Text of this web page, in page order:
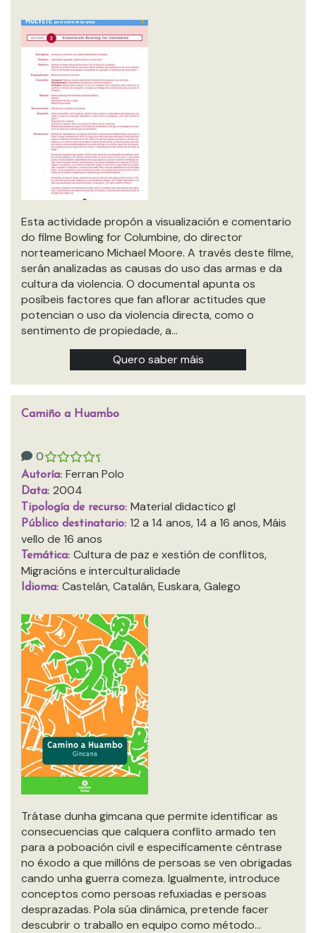
Esta actividade propón a visualización e comentario
do filme Bowling for Columbine, do director
norteamericano Michael Moore. A través deste filme,
serán analizadas as causas do uso das armas e da
cultura da violencia. O documental apunta os
posíbeis factores que fan aflorar actitudes que
potencian o uso da violencia directa, como o
sentimento de propiedade, a…
Quero saber máis
Camiño a Huambo
0
Autoría: Ferran Polo
Data: 2004
Tipología de recurso: Material didactico gl
Público destinatario: 12 a 14 anos, 14 a 16 anos, Máis
vello de 16 anos
Temática: Cultura de paz e xestión de conflitos,
Migracións e interculturalidade
Idioma: Castelán, Catalán, Euskara, Galego
Trátase dunha gimcana que permite identificar as
consecuencias que calquera conflito armado ten
para a poboación civil e especificamente céntrase
no éxodo a que millóns de persoas se ven obrigadas
cando unha guerra comeza. Igualmente, introduce
conceptos como persoas refuxiadas e persoas
desprazadas. Pola súa dinámica, pretende facer
descubrir o traballo en equipo como método…